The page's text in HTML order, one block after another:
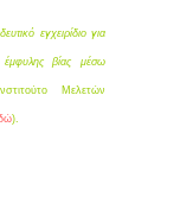
εγχειρίδιο για
βίας μέσω
Μελετών
).